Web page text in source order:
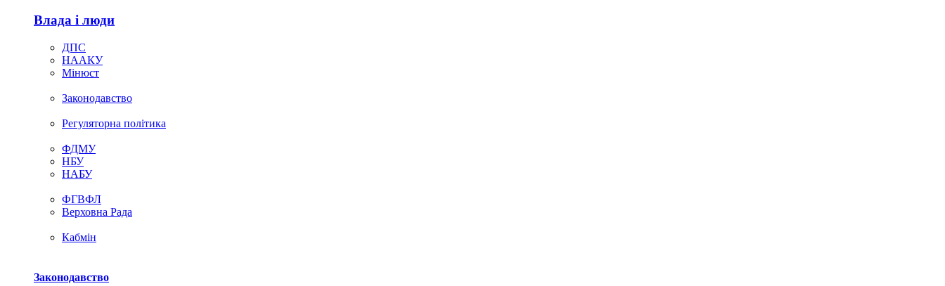
Влада i люди
ДПС
НААКУ
Мінюст
Законодавство
Регуляторна політика
ФДМУ
НБУ
НАБУ
ФГВФЛ
Верховна Рада
Кабмін
Законодавство